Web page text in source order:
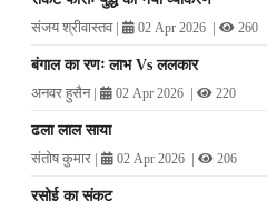
संजय श्रीवास्तव| 02 Apr 2026 | 260
बंगाल का रणः लाभ Vs ललकार
अनवर हुसैन| 02 Apr 2026 | 220
ढला लाल साया
संतोष कुमार | 02 Apr 2026 | 206
रसोई का संकट